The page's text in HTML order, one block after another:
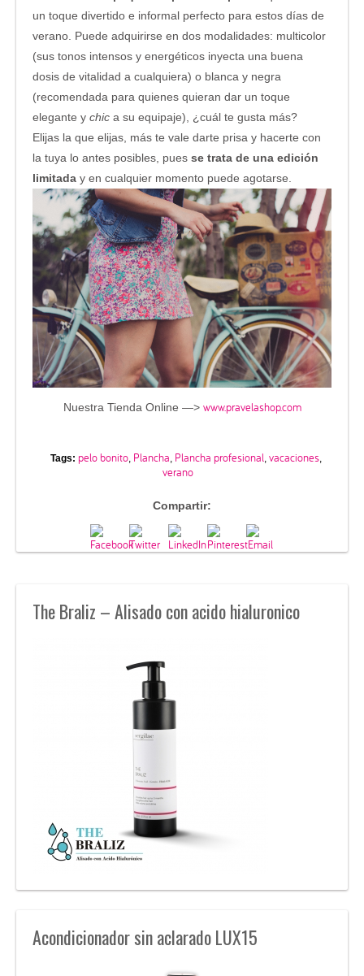
un toque divertido e informal perfecto para estos días de
verano. Puede adquirirse en dos modalidades: multicolor
(sus tonos intensos y energéticos inyecta una buena
dosis de vitalidad a cualquiera) o blanca y negra
(recomendada para quienes quieran dar un toque
elegante y chic a su equipaje), ¿cuál te gusta más?
Elijas la que elijas, más te vale darte prisa y hacerte con
la tuya lo antes posibles, pues se trata de una edición
limitada y en cualquier momento puede agotarse.
Nuestra Tienda Online —> www.pravelashop.com
Tags: pelo bonito, Plancha, Plancha profesional, vacaciones,
verano
Compartir:
The Braliz – Alisado con acido hialuronico
Acondicionador sin aclarado LUX15